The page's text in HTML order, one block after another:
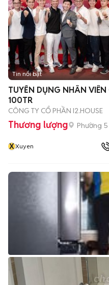
Tin nổi bật
TUYỂN DỤNG NHÂN
100TR
CÔNG TY CỔ PHẦN I2.HOUSE
Thương lượng Phường 5
XXuyen